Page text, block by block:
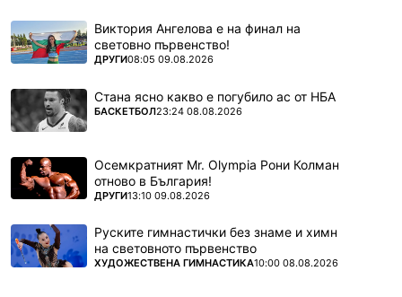
Виктория Ангелова е на финал на
световно първенство!
ПОВЕЧЕ ОТ
ДРУГИ08:05 09.08.2026
Стана ясно какво е погубило ас от НБА
ПОВЕЧЕ ОТ
БАСКЕТБОЛ23:24 08.08.2026
Осемкратният Mr. Olympia Рони Колман
отново в България!
ПОВЕЧЕ ОТ
ДРУГИ13:10 09.08.2026
Руските гимнастички без знаме и химн
на световното първенство
ПОВЕЧЕ ОТ
ХУДОЖЕСТВЕНА ГИМНАСТИКА10:00 08.08.2026